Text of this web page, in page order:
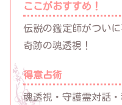
ここがおすすめ！
伝説の鑑定師がつい
奇跡の魂透視！
得意占術
魂透視・守護霊対話